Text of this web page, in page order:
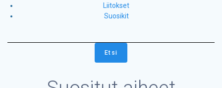
Liitokset
Suosikit
aiheita: